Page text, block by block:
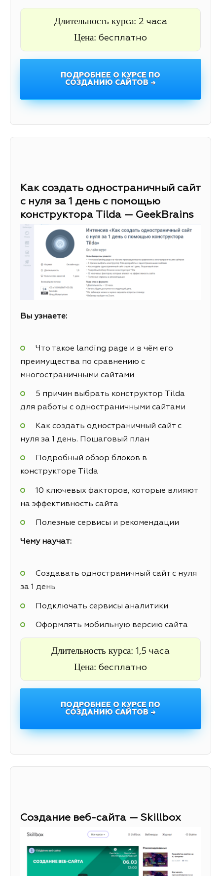
Длительность курса: 2 часа
Цена: бесплатно
ПОДРОБНЕЕ О КУРСЕ ПО
СОЗДАНИЮ САЙТОВ →
Как создать одностраничный сайт
с нуля за 1 день с помощью
конструктора Tilda — GeekBrains
Вы узнаете:
Что такое landing page и в чём его
преимущества по сравнению с
многостраничными сайтами
5 причин выбрать конструктор Tilda
для работы с одностраничными сайтами
Как создать одностраничный сайт с
нуля за 1 день. Пошаговый план
Подробный обзор блоков в
конструкторе Tilda
10 ключевых факторов, которые влияют
на эффективность сайта
Полезные сервисы и рекомендации
Чему научат:
Создавать одностраничный сайт с нуля
за 1 день
Подключать сервисы аналитики
Оформлять мобильную версию сайта
Длительность курса: 1,5 часа
Цена: бесплатно
ПОДРОБНЕЕ О КУРСЕ ПО
СОЗДАНИЮ САЙТОВ →
Создание веб-сайта — Skillbox